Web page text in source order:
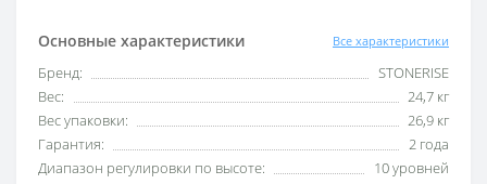
Основные характеристики Все характеристики
Бренд:
STONERISE
Вес:
24,7 кг
Вес упаковки:
26,9 кг
Гарантия:
2 года
Диапазон регулировки по высоте:
10 уровней